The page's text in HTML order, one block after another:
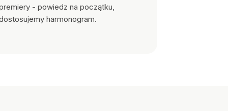
- powiedz na początku,
harmonogram.